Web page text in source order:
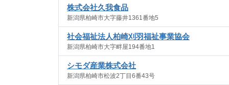
株式会社久我食品
新潟県柏崎市大字藤井1361番地5
社会福祉法人柏崎刈羽福祉事業協会
新潟県柏崎市大字畔屋194番地1
シモダ産業株式会社
新潟県柏崎市松波2丁目6番43号